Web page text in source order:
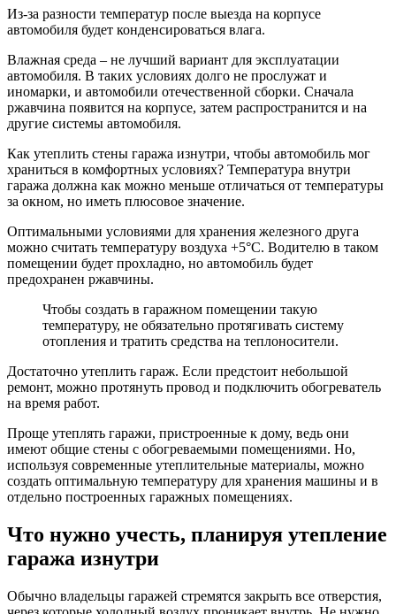
Из-за разности температур после выезда на корпусе
автомобиля будет конденсироваться влага.
Влажная среда – не лучший вариант для эксплуатации
автомобиля. В таких условиях долго не прослужат и
иномарки, и автомобили отечественной сборки. Сначала
ржавчина появится на корпусе, затем распространится и на
другие системы автомобиля.
Как утеплить стены гаража изнутри, чтобы автомобиль мог
храниться в комфортных условиях? Температура внутри
гаража должна как можно меньше отличаться от температуры
за окном, но иметь плюсовое значение.
Оптимальными условиями для хранения железного друга
можно считать температуру воздуха +5°С. Водителю в таком
помещении будет прохладно, но автомобиль будет
предохранен ржавчины.
Чтобы создать в гаражном помещении такую
температуру, не обязательно протягивать систему
отопления и тратить средства на теплоносители.
Достаточно утеплить гараж. Если предстоит небольшой
ремонт, можно протянуть провод и подключить обогреватель
на время работ.
Проще утеплять гаражи, пристроенные к дому, ведь они
имеют общие стены с обогреваемыми помещениями. Но,
используя современные утеплительные материалы, можно
создать оптимальную температуру для хранения машины и в
отдельно построенных гаражных помещениях.
Что нужно учесть, планируя утепление
гаража изнутри
Обычно владельцы гаражей стремятся закрыть все отверстия,